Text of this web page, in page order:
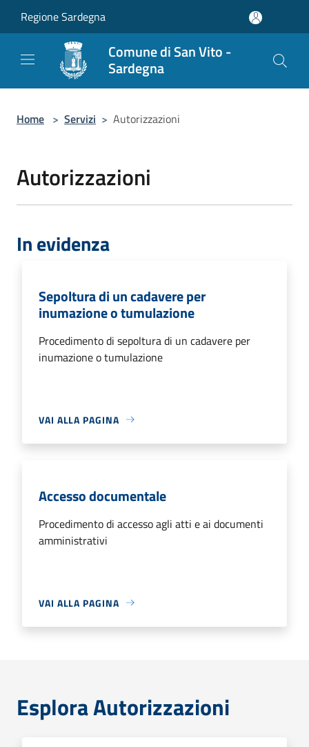
Regione Sardegna
Comune di San Vito -
Sardegna
Home > Servizi > Autorizzazioni
Autorizzazioni
In evidenza
Sepoltura di un cadavere per
inumazione o tumulazione
Procedimento di sepoltura di un cadavere per
inumazione o tumulazione
VAI ALLA PAGINA
Accesso documentale
Procedimento di accesso agli atti e ai documenti
amministrativi
VAI ALLA PAGINA
Esplora Autorizzazioni